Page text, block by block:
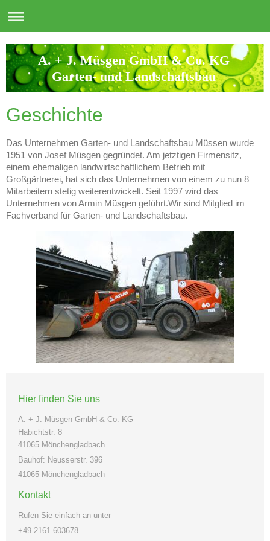
A. + J. Müsgen GmbH & Co. KG
Garten- und Landschaftsbau
Geschichte
Das Unternehmen Garten- und Landschaftsbau Müssen wurde
1951 von Josef Müsgen gegründet. Am jetztigen Firmensitz,
einem ehemaligen landwirtschaftlichem Betrieb mit
Großgärtnerei, hat sich das Unternehmen von einem zu nun 8
Mitarbeitern stetig weiterentwickelt. Seit 1997 wird das
Unternehmen von Armin Müsgen geführt.Wir sind Mitglied im
Fachverband für Garten- und Landschaftsbau.
Hier finden Sie uns
A. + J. Müsgen GmbH & Co. KG
Habichtstr. 8
41065 Mönchengladbach
Bauhof: Neusserstr. 396
41065 Mönchengladbach
Kontakt
Rufen Sie einfach an unter
+49 2161 603678